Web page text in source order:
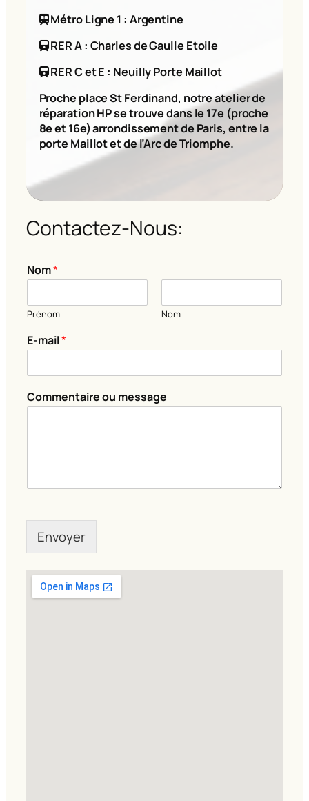
Métro Ligne 1 : Argentine
RER A : Charles de Gaulle Etoile
RER C et E : Neuilly Porte Maillot
Proche place St Ferdinand, notre atelier de
réparation HP se trouve dans le 17e (proche
8e et 16e) arrondissement de Paris, entre la
porte Maillot et de l’Arc de Triomphe.
Contactez-Nous:
Nom*
Prénom Nom
*
N
m
e
E-mail*
Commentaire ou message
Envoyer